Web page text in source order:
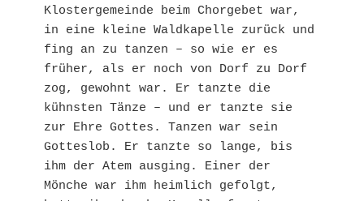
Klostergemeinde beim Chorgebet war,
in eine kleine Waldkapelle zurück und
fing an zu tanzen – so wie er es
früher, als er noch von Dorf zu Dorf
zog, gewohnt war. Er tanzte die
kühnsten Tänze – und er tanzte sie
zur Ehre Gottes. Tanzen war sein
Gotteslob. Er tanzte so lange, bis
ihm der Atem ausging. Einer der
Mönche war ihm heimlich gefolgt,